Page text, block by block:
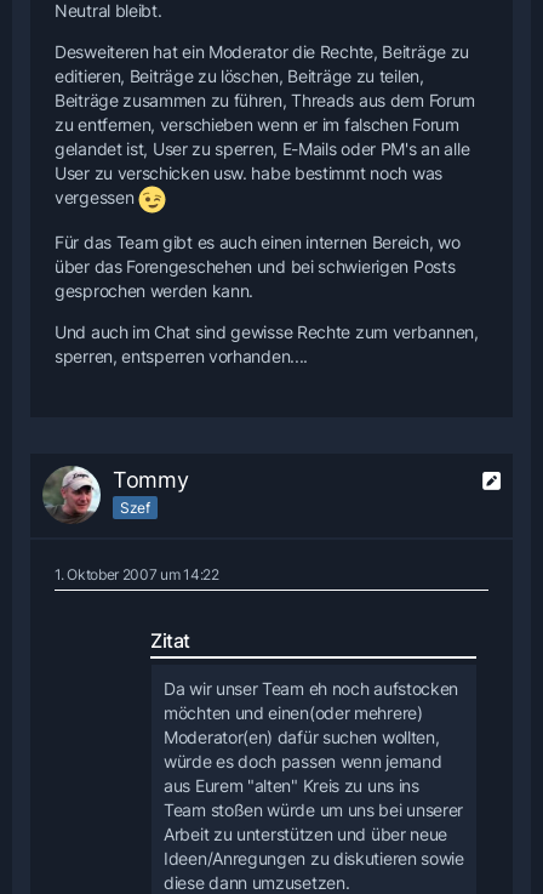
Neutral bleibt.
Desweiteren hat ein Moderator die Rechte, Beiträge zu
editieren, Beiträge zu löschen, Beiträge zu teilen,
Beiträge zusammen zu führen, Threads aus dem Forum
zu entfernen, verschieben wenn er im falschen Forum
gelandet ist, User zu sperren, E-Mails oder PM's an alle
User zu verschicken usw. habe bestimmt noch was
vergessen
Für das Team gibt es auch einen internen Bereich, wo
über das Forengeschehen und bei schwierigen Posts
gesprochen werden kann.
Und auch im Chat sind gewisse Rechte zum verbannen,
sperren, entsperren vorhanden....
Tommy
Szef
1. Oktober 2007 um 14:22
Zitat
Da wir unser Team eh noch aufstocken
möchten und einen(oder mehrere)
Moderator(en) dafür suchen wollten,
würde es doch passen wenn jemand
aus Eurem "alten" Kreis zu uns ins
Team stoßen würde um uns bei unserer
Arbeit zu unterstützen und über neue
Ideen/Anregungen zu diskutieren sowie
diese dann umzusetzen.